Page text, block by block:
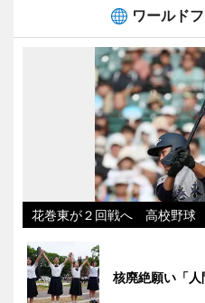
ワールド
花巻東が２回戦へ 高校野球
核廃絶願い「